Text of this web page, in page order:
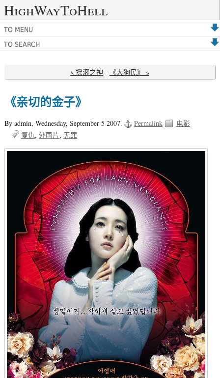
HighWayToHell
TO MENU
TO SEARCH
« 摇滚之神 - 《大狗民》 »
《亲切的金子》
By admin, Wednesday, September 5 2007. Permalink
电影
复仇 外国片 无罪